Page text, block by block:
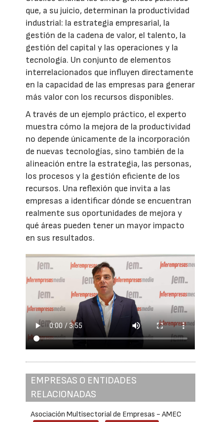
que, a su juicio, determinan la productividad
industrial: la estrategia empresarial, la
gestión de la cadena de valor, el talento, la
gestión del capital y las operaciones y la
tecnología. Un conjunto de elementos
interrelacionados que influyen directamente
en la capacidad de las empresas para generar
más valor con los recursos disponibles.
A través de un ejemplo práctico, el experto
muestra cómo la mejora de la productividad
no depende únicamente de la incorporación
de nuevas tecnologías, sino también de la
alineación entre la estrategia, las personas,
los procesos y la gestión eficiente de los
recursos. Una reflexión que invita a las
empresas a identificar dónde se encuentran
realmente sus oportunidades de mejora y
qué áreas pueden tener un mayor impacto
en sus resultados.
EMPRESAS O ENTIDADES
RELACIONADAS
Asociación Multisectorial de Empresas - AMEC